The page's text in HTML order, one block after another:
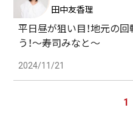
田中友香理
平日昼が狙い目！地元の
う！〜寿司みなと〜
2024/11/21
1